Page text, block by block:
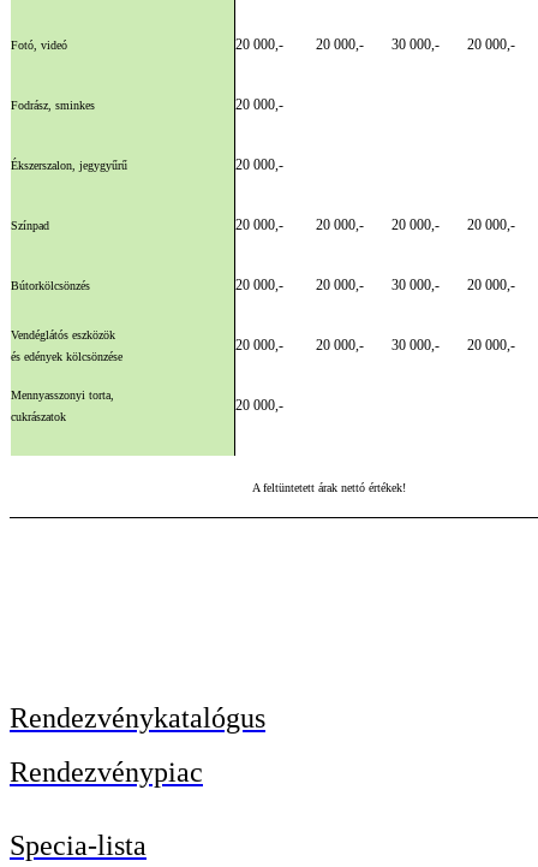
Fotó, videó 20 000,- 20 000,- 30 000,- 20 000,-
Fodrász, sminkes 20 000,-
Ékszerszalon, jegygyűrű 20 000,-
Színpad 20 000,- 20 000,- 20 000,- 20 000,-
Bútorkölcsönzés 20 000,- 20 000,- 30 000,- 20 000,-
Vendéglátós eszközök
és edények kölcsönzése
20 000,- 20 000,- 30 000,- 20 000,-
Mennyasszonyi torta,
cukrászatok
20 000,-
A feltüntetett árak nettó értékek!
Rendezvénykatalógus
Rendezvénypiac
Specia-lista